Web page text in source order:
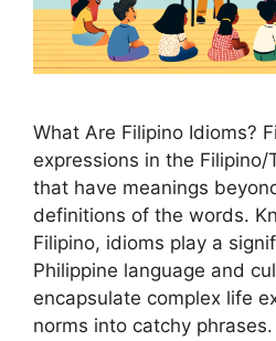
What Are Filipino Idioms?
expressions in the Filipino/
that have meanings
definitions of the words.
Filipino, idioms play a
Philippine language and
encapsulate complex life
norms into catchy